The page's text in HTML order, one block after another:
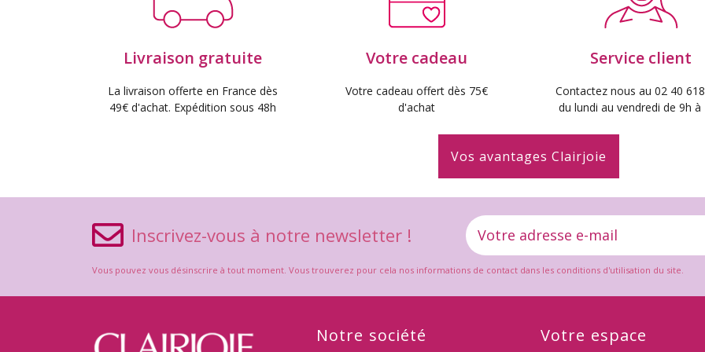
Livraison gratuite
La livraison offerte en France dès
49€ d'achat. Expédition sous 48h
Votre cadeau
Votre cadeau offert dès 75€
d'achat
Service client
Contactez nous au 02 40
du lundi au vendredi de 9h à
Vos avantages Clairjoie
Inscrivez-vous à notre newsletter !
Vous pouvez vous désinscrire à tout moment. Vous trouverez pour cela nos informations de contact dans les conditions d'utilisation du site.
Notre société Votre espace